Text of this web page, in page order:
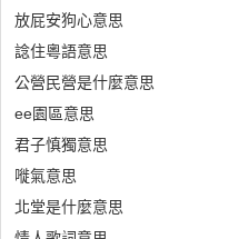
放屁安狗心意思
諗住粵語意思
公營民營是什麼意思
ee園區意思
君子慎獨意思
嘥氣意思
北堂是什麼意思